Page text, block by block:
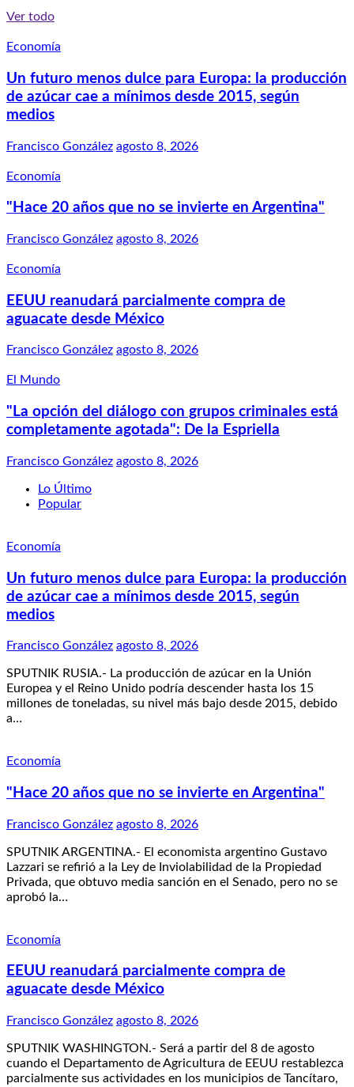
Ver todo
Economía
Un futuro menos dulce para Europa: la producción
de azúcar cae a mínimos desde 2015, según
medios
Francisco González agosto 8, 2026
Economía
"Hace 20 años que no se invierte en Argentina"
Francisco González agosto 8, 2026
Economía
EEUU reanudará parcialmente compra de
aguacate desde México
Francisco González agosto 8, 2026
El Mundo
"La opción del diálogo con grupos criminales está
completamente agotada": De la Espriella
Francisco González agosto 8, 2026
Lo Último
Popular
Economía
Un futuro menos dulce para Europa: la producción
de azúcar cae a mínimos desde 2015, según
medios
Francisco González agosto 8, 2026
SPUTNIK RUSIA.- La producción de azúcar en la Unión
Europea y el Reino Unido podría descender hasta los 15
millones de toneladas, su nivel más bajo desde 2015, debido
a…
Economía
"Hace 20 años que no se invierte en Argentina"
Francisco González agosto 8, 2026
SPUTNIK ARGENTINA.- El economista argentino Gustavo
Lazzari se refirió a la Ley de Inviolabilidad de la Propiedad
Privada, que obtuvo media sanción en el Senado, pero no se
aprobó la…
Economía
EEUU reanudará parcialmente compra de
aguacate desde México
Francisco González agosto 8, 2026
SPUTNIK WASHINGTON.- Será a partir del 8 de agosto
cuando el Departamento de Agricultura de EEUU restablezca
parcialmente sus actividades en los municipios de Tancítaro,